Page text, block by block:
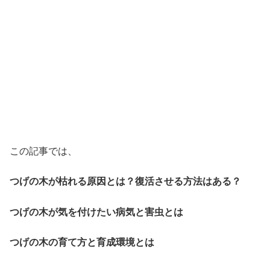
この記事では、
つげの木が枯れる原因とは？復活させる方法はある？
つげの木が気を付けたい病気と害虫とは
つげの木の育て方と育成環境とは